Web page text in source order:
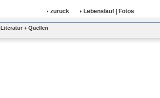
zurück
Lebenslauf | Fotos
Literatur + Quellen